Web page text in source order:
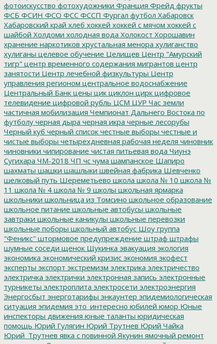
фотоискусство фотохудожники Франция Фрейд фрукты
ФСБ ФСИН ФСО ФСС ФССП Фургал футбол Хабаровск
Хабаровский край хлеб хоккей хоккей с мячом хоккей с
шайбой Холдоми холодная вода Холокост Хорошавин
хранение наркотиков хрустальная менора хулиганство
хулиганы целевое обучение Целищев Центр "Амурский
тигр" центр временного содержания мигрантов центр
занятости Центр лечебной физкультуры Центр
управления регионом центральное водоснабжение
Центральный Банк цены цик циклон цирк цифровое
телевидение цифровой рубль ЦСМ ЦУР Час земли
частичная мобилизация Чемпионат Дальнего Востока по
футболу черная дыра черная икра черные лесорубы
Черный куб черный список честные выборы честные и
чистые выборы четырехдневная рабочая неделя чиновник
чиновники чипирование чистая питьевая вода Чиунэ
Сугихара ЧМ-2018 ЧП чс чума шампанское Шапиро
шахматы шашки шашлыки швейная фабрика Шевченко
шелковый путь Шереметьево школа школа № 10 школа №
11 школа № 4 школа № 9 школы школьная ярмарка
школьники школьница из Томсино школьное образование
школьное питание школьные автобусы школьные
завтраки школьные каникулы школьные перевозки
школьные поборы школьный автобус Шоу группа
"Феникс" штормовое предупреждение штраф штрафы
шумные соседи щенок Щукинка эвакуация экология
экономика экономический кризис экономия экофест
эксперты экспорт экстремизм электрика электричество
электричка электрички электронная запись электронные
турникеты электроплита электросети электроэнергия
Энергосбыт энерготарифы энкаунтер эпидемиологическая
ситуация эпидемия это_интересно юбилей юмор Юные
инспекторы движения юные таланты юридическая
помощь Юрий Гулягин Юрий Трутнев Юрий Чайка
Юрий_Трутнев явка с повинной Якунин ямочный ремонт